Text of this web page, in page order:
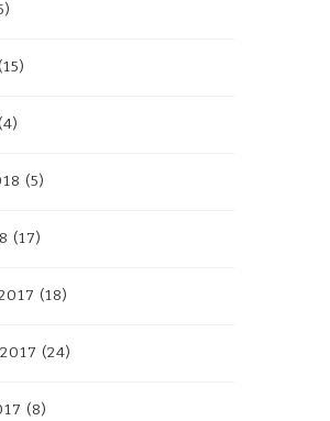
(15)
(4)
(5)
(17)
(18)
(24)
(8)